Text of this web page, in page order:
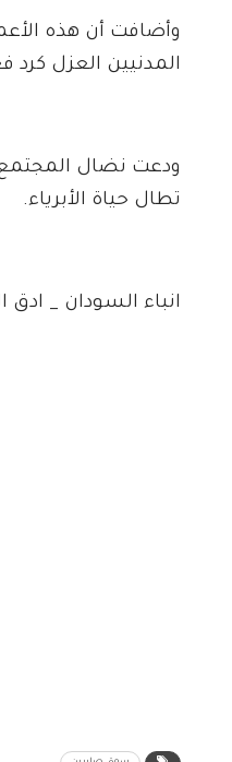
وأضافت أن هذه
المدنيين العزل
ودعت نضال المجتمع
تطال حياة الأبرياء.
انباء السودان _ ادق